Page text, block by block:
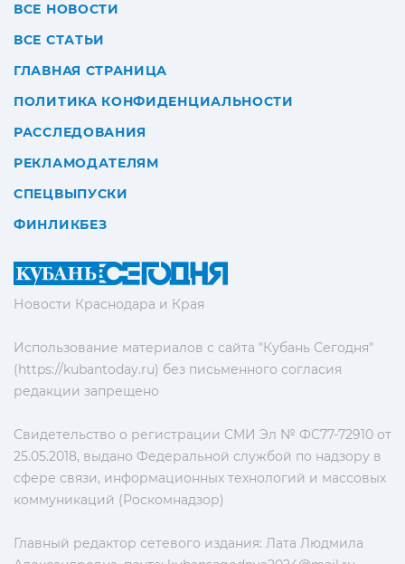
Новости Краснодара и Края
Использование материалов с сайта "Кубань Сегодня"
(https://kubantoday.ru) без письменного согласия
редакции запрещено
Свидетельство о регистрации СМИ Эл № ФС77-72910 от
25.05.2018, выдано Федеральной службой по надзору в
сфере связи, информационных технологий и массовых
коммуникаций (Роскомнадзор)
Главный редактор сетевого издания: Лата Людмила
ВСЕ НОВОСТИ
ВСЕ СТАТЬИ
ГЛАВНАЯ СТРАНИЦА
ПОЛИТИКА КОНФИДЕНЦИАЛЬНОСТИ
РАССЛЕДОВАНИЯ
РЕКЛАМОДАТЕЛЯМ
СПЕЦВЫПУСКИ
ФИНЛИКБЕЗ